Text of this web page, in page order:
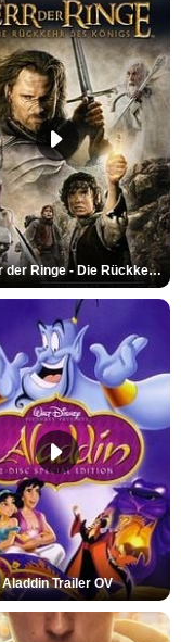
Der Herr der Ringe - Die Rückkehr des Königs Trailer OV
Aladdin Trailer OV